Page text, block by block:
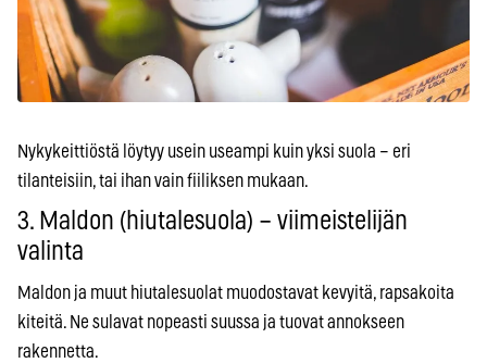
Nykykeittiöstä löytyy usein useampi kuin yksi suola – eri
tilanteisiin, tai ihan vain fiiliksen mukaan.
3. Maldon (hiutalesuola) – viimeistelijän
valinta
Maldon ja muut hiutalesuolat muodostavat kevyitä, rapsakoita
kiteitä. Ne sulavat nopeasti suussa ja tuovat annokseen
rakennetta.